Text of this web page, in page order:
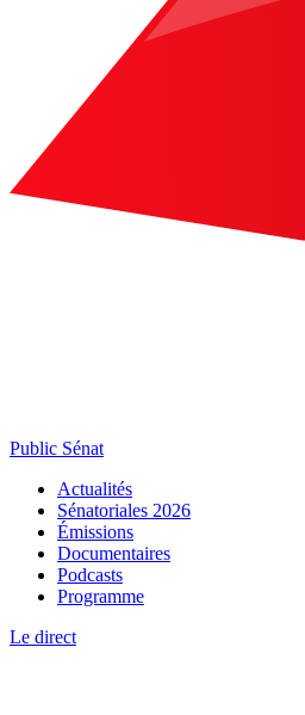
Public Sénat
Actualités
Sénatoriales 2026
Émissions
Documentaires
Podcasts
Programme
Le direct